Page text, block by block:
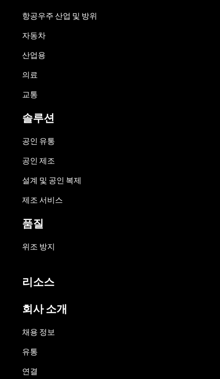
항공우주 산업 및 방위
자동차
산업용
의료
교통
솔루션
공인 유통
공인 제조
설계 및 공인 복제
제조 서비스
품질
위조 방지
리소스
회사 소개
채용 정보
유통
연결